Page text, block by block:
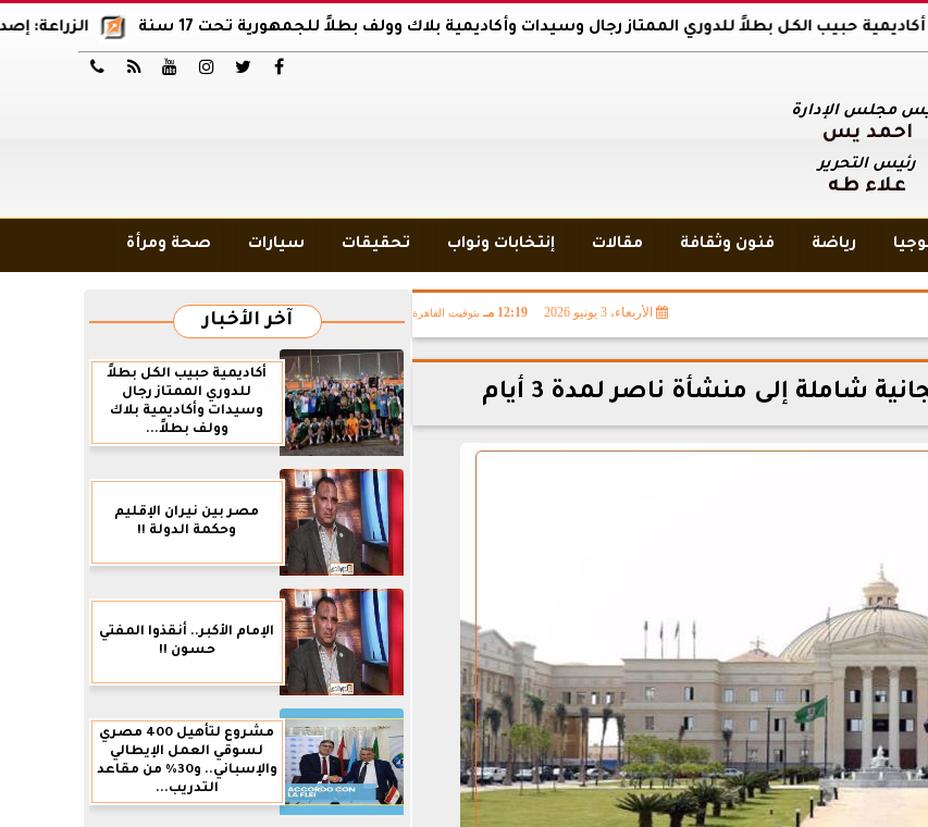
الزراعة: إصدار 12 ألف موافقة وتصريح بالمبيدات خلال 6 شهور الكل بطلاً للدوري الممتاز رجال وسيدات وأكاديمية بلاك وولف بطلاً للجمهورية تحت 17 سنة






مجلس الإدارة
أحمد يس
رئيس التحرير
علاء طه
رياضة فنون وثقافة مقالات إنتخابات ونواب تحقيقات سيارات صحة ومرأة
الأربعاء، 3 يونيو 2026 12:19 مـ بتوقيت القاهرة
شاملة إلى منشأة ناصر لمدة 3 أيام
آخر الأخبار
أكاديمية حبيب الكل بطلاً
للدوري الممتاز رجال
وسيدات وأكاديمية بلاك
وولف بطلاً...
مصر بين نيران الإقليم
وحكمة الدولة !!
الإمام الأكبر.. أنقذوا المفتي
حسون !!
مشروع لتأهيل 400 مصري
لسوقي العمل الإيطالي
والإسباني.. و30% من مقاعد
التدريب...